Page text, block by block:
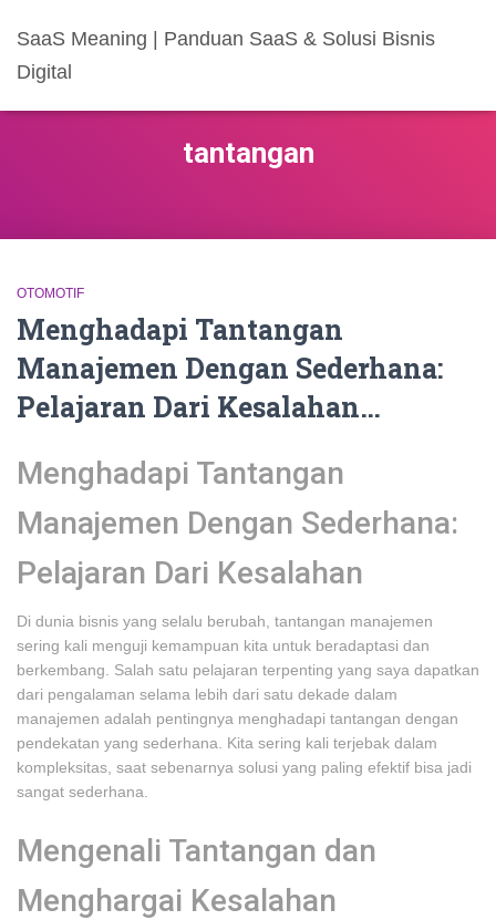
SaaS Meaning | Panduan SaaS & Solusi Bisnis
Digital
tantangan
OTOMOTIF
Menghadapi Tantangan
Manajemen Dengan Sederhana:
Pelajaran Dari Kesalahan…
Menghadapi Tantangan
Manajemen Dengan Sederhana:
Pelajaran Dari Kesalahan
Di dunia bisnis yang selalu berubah, tantangan manajemen
sering kali menguji kemampuan kita untuk beradaptasi dan
berkembang. Salah satu pelajaran terpenting yang saya dapatkan
dari pengalaman selama lebih dari satu dekade dalam
manajemen adalah pentingnya menghadapi tantangan dengan
pendekatan yang sederhana. Kita sering kali terjebak dalam
kompleksitas, saat sebenarnya solusi yang paling efektif bisa jadi
sangat sederhana.
Mengenali Tantangan dan
Menghargai Kesalahan